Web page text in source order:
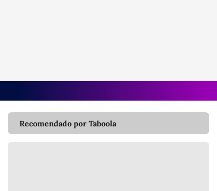
Recomendado por Taboola